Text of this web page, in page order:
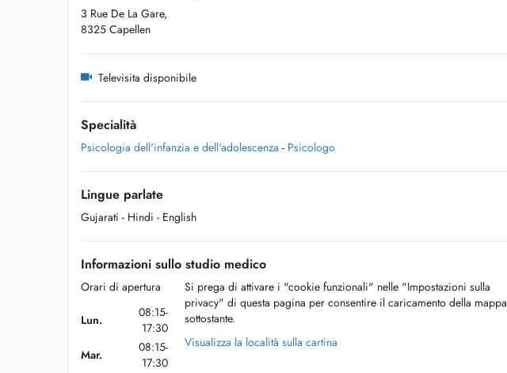
3 Rue De La Gare,
8325 Capellen
Televisita disponibile
Specialità
Psicologia dell'infanzia e dell'adolescenza - Psicologo
Lingue parlate
Gujarati - Hindi - English
Informazioni sullo studio medico
Orari di apertura
Lun.
08:15-
17:30
Mar.
08:15-
17:30
Si prega di attivare i "cookie funzionali" nelle "Impostazioni sulla
privacy" di questa pagina per consentire il caricamento della mappa
sottostante.
Visualizza la località sulla cartina